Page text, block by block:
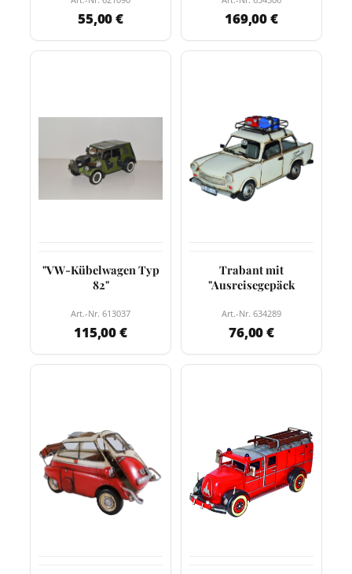
55,00 € 169,00 €
"VW-Kübelwagen Typ
82"
Art.-Nr. 613037
115,00 €
Trabant mit
"Ausreisegepäck
Art.-Nr. 634289
76,00 €